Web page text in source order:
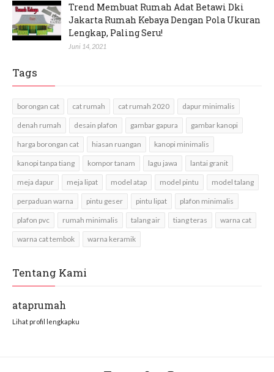
Trend Membuat Rumah Adat Betawi Dki
Jakarta Rumah Kebaya Dengan Pola Ukuran
Lengkap, Paling Seru!
Juni 14, 2021
Tags
borongan cat cat rumah cat rumah 2020 dapur minimalis
denah rumah desain plafon gambar gapura gambar kanopi
harga borongan cat hiasan ruangan kanopi minimalis
kanopi tanpa tiang kompor tanam lagu jawa lantai granit
meja dapur meja lipat model atap model pintu model talang
perpaduan warna pintu geser pintu lipat plafon minimalis
plafon pvc rumah minimalis talang air tiang teras warna cat
warna cat tembok warna keramik
Tentang Kami
ataprumah
Lihat profil lengkapku